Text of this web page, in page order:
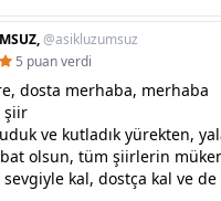
@asikluzumsuz
5 puan verdi
dosta merhaba, merhaba
şiir
ve kutladık yürekten,
olsun, tüm şiirlerin
kal, dostça kal ve de